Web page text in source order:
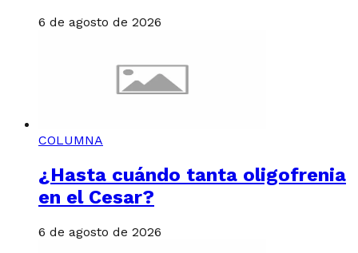
6 de agosto de 2026
COLUMNA
¿Hasta cuándo tanta oligofrenia
en el Cesar?
6 de agosto de 2026